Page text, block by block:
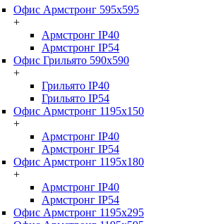
Офис Армстронг 595x595
+
Армстронг IP40
Армстронг IP54
Офис Грильято 590x590
+
Грильято IP40
Грильято IP54
Офис Армстронг 1195x150
+
Армстронг IP40
Армстронг IP54
Офис Армстронг 1195x180
+
Армстронг IP40
Армстронг IP54
Офис Армстронг 1195x295